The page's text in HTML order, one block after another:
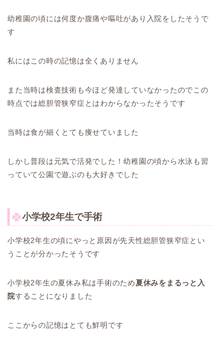
幼稚園の頃には何度か腹痛や嘔吐があり入院をしたそうで
す
私にはこの時の記憶は全くありません
また当時は検査技術も今ほど発達していなかったのでこの
時点では総胆管狭窄症とはわからなかったそうです
当時は食が細くとても痩せていました
しかし普段は元気で活発でした！幼稚園の頃から水泳も習
っていて公園で遊ぶのも大好きでした
小学校2年生で手術
小学校2年生の頃にやっと原因が先天性総胆管狭窄症とい
うことが分かったそうです
小学校2年生の夏休み私は手術のため夏休みをまるっと入
院することになりました
ここからの記憶はとても鮮明です